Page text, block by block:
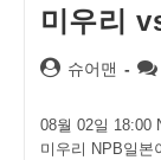
미우리
Post슈어맨
08월 02일 18:00
미우리 NPB일본